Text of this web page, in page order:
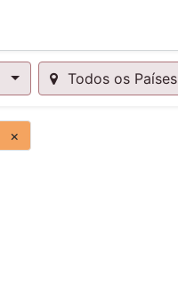
Todos os Países
×